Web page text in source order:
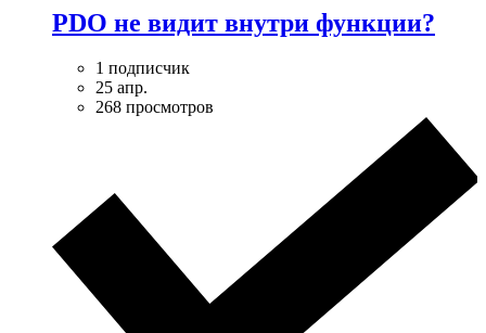
PDO не видит внутри функции?
1 подписчик
25 апр.
268 просмотров